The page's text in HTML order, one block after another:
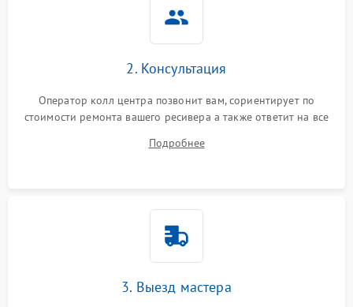
2. Консультация
Оператор колл центра позвонит вам, сориентирует по
стоимости ремонта вашего ресивера а также ответит на все
Подробнее
3. Выезд мастера